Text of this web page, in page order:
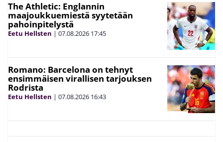
The Athletic: Englannin
maajoukkuemiestä syytetään
pahoinpitelystä
Eetu Hellsten | 07.08.2026 17:45
Romano: Barcelona on tehnyt
ensimmäisen virallisen tarjouksen
Rodrista
Eetu Hellsten | 07.08.2026 16:43